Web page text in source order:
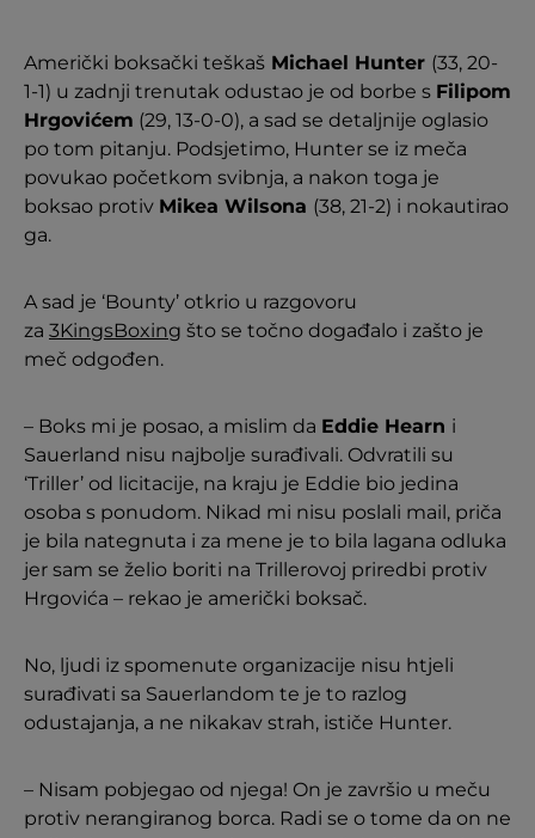
Američki boksački teškaš Michael Hunter (33, 20-
1-1) u zadnji trenutak odustao je od borbe s Filipom
Hrgovićem (29, 13-0-0), a sad se detaljnije oglasio
po tom pitanju. Podsjetimo, Hunter se iz meča
povukao početkom svibnja, a nakon toga je
boksao protiv Mikea Wilsona (38, 21-2) i nokautirao
ga.
A sad je ‘Bounty’ otkrio u razgovoru
za 3KingsBoxing što se točno događalo i zašto je
meč odgođen.
– Boks mi je posao, a mislim da Eddie Hearn i
Sauerland nisu najbolje surađivali. Odvratili su
‘Triller’ od licitacije, na kraju je Eddie bio jedina
osoba s ponudom. Nikad mi nisu poslali mail, priča
je bila nategnuta i za mene je to bila lagana odluka
jer sam se želio boriti na Trillerovoj priredbi protiv
Hrgovića – rekao je američki boksač.
No, ljudi iz spomenute organizacije nisu htjeli
surađivati sa Sauerlandom te je to razlog
odustajanja, a ne nikakav strah, ističe Hunter.
– Nisam pobjegao od njega! On je završio u meču
protiv nerangiranog borca. Radi se o tome da on ne